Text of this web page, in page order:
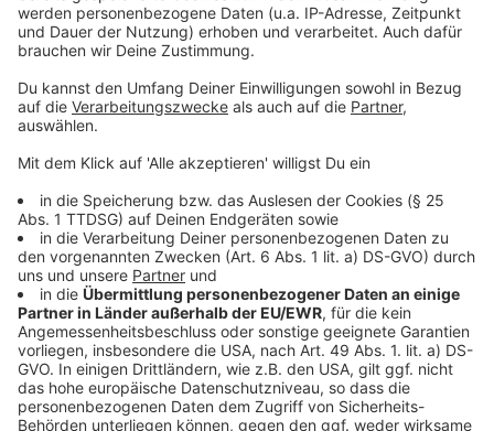
einzubetten. Dieser Service kann
Daten zu Ihren Aktivitäten
sammeln. Bitte lesen Sie die
Details durch und stimmen Sie der
Nutzung des Service zu, um dieses
Akzeptieren
powered byUsercentrics Consent
Management Platform
Joy Denlane - I Believe ft. BJ The Chicago Kid (Official
Video)
Anzeige